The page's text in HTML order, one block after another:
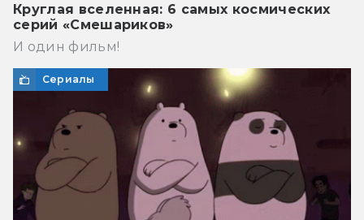
Круглая вселенная: 6 самых космических
серий «Смешариков»
И один фильм!
Сериалы